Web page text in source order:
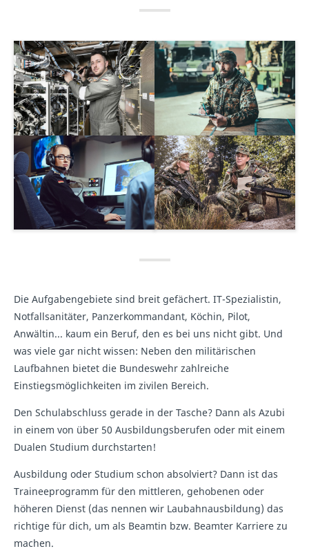
Die Aufgabengebiete sind breit gefächert. IT-Spezialistin,
Notfallsanitäter, Panzerkommandant, Köchin, Pilot,
Anwältin... kaum ein Beruf, den es bei uns nicht gibt. Und
was viele gar nicht wissen: Neben den militärischen
Laufbahnen bietet die Bundeswehr zahlreiche
Einstiegsmöglichkeiten im zivilen Bereich.
Den Schulabschluss gerade in der Tasche? Dann als Azubi
in einem von über 50 Ausbildungsberufen oder mit einem
Dualen Studium durchstarten!
Ausbildung oder Studium schon absolviert? Dann ist das
Traineeprogramm für den mittleren, gehobenen oder
höheren Dienst (das nennen wir Laubahnausbildung) das
richtige für dich, um als Beamtin bzw. Beamter Karriere zu
machen.